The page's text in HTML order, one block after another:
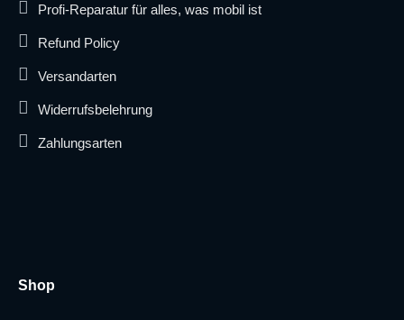
Profi-Reparatur für alles, was mobil ist
Refund Policy
Versandarten
Widerrufsbelehrung
Zahlungsarten
Shop